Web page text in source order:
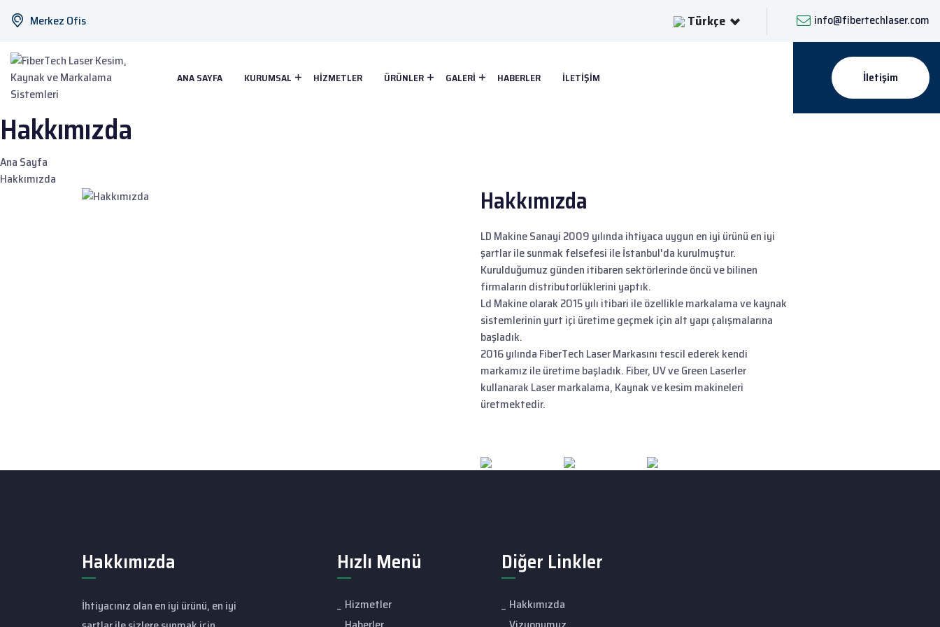
Merkez Ofis Türkçe info@fibertechlaser.com
ANA SAYFA KURUMSAL HIZMETLER ÜRÜNLER GALERI HABERLER İLETIŞIM İletişim
Hakkımızda
Ana Sayfa
Hakkımızda
Hakkımızda
LD Makine Sanayi 2009 yılında ihtiyaca uygun en iyi ürünü en iyi
şartlar ile sunmak felsefesi ile İstanbul'da kurulmuştur.
Kurulduğumuz günden itibaren sektörlerinde öncü ve bilinen
firmaların distributorlüklerini yaptık.
Ld Makine olarak 2015 yılı itibari ile özellikle markalama ve kaynak
sistemlerinin yurt içi üretime geçmek için alt yapı çalışmalarına
başladık.
2016 yılında FiberTech Laser Markasını tescil ederek kendi
markamız ile üretime başladık. Fiber, UV ve Green Laserler
kullanarak Laser markalama, Kaynak ve kesim makineleri
üretmektedir.
Hakkımızda
İhtiyacınız olan en iyi ürünü, en iyi
Hızlı Menü
Hizmetler
Diğer Linkler
Hakkımızda